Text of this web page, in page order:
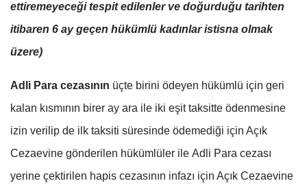
ettiremeyeceği tespit edilenler ve doğurduğu tarihten
itibaren 6 ay geçen hükümlü kadınlar istisna olmak
üzere)
Adli Para cezasının üçte birini ödeyen hükümlü için geri
kalan kısmının birer ay ara ile iki eşit taksitte ödenmesine
izin verilip de ilk taksiti süresinde ödemediği için Açık
Cezaevine gönderilen hükümlüler ile Adli Para cezası
yerine çektirilen hapis cezasının infazı için Açık Cezaevine